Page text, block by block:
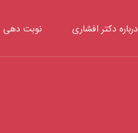
درباره دکتر افشاری نوبت دهی